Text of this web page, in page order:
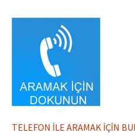
TELEFON İLE ARAMAK İÇİN